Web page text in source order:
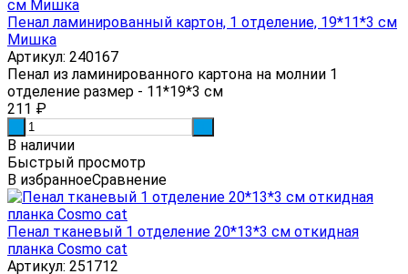
Пенал ламинированный картон, 1 отделение, 19*11*3 см
Мишка
Артикул: 240167
Пенал из ламинированного картона на молнии 1
отделение размер - 11*19*3 см
211 ₽
В наличии
Быстрый просмотр
В избранноеСравнение
Пенал тканевый 1 отделение 20*13*3 см откидная
планка Cosmo cat
Артикул: 251712